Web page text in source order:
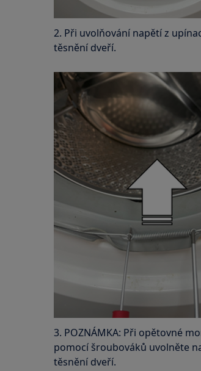
2. Při uvolňování napětí z
těsnění dveří.
3. POZNÁMKA: Při opětovné
pomocí šroubováků uvolněte
těsnění dveří.